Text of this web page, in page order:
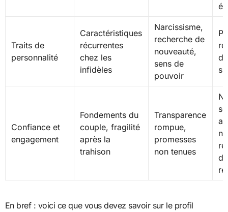
Traits de
personnalité
Caractéristiques
récurrentes
chez les
infidèles
Narcissisme,
recherche de
nouveauté,
sens de
pouvoir
Confiance et
engagement
Fondements du
couple, fragilité
après la
trahison
Transparence
rompue,
promesses
non tenues
En bref : voici ce que vous devez savoir sur le profil